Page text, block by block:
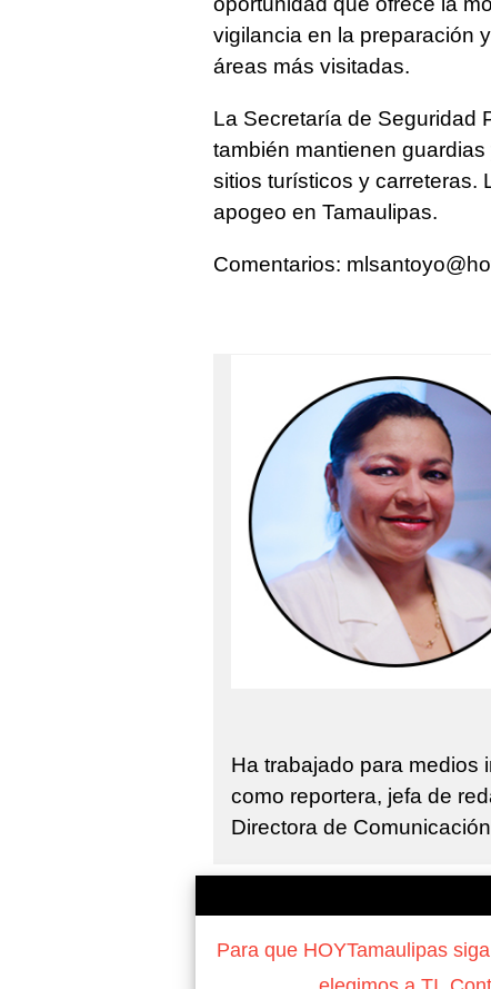
vigilancia en la preparación
áreas más visitadas.
La Secretaría de Seguridad
también mantienen
sitios turísticos y carreteras.
apogeo en Tamaulipas.
Comentarios:
Ha trabajado para medios
como reportera, jefa de
Directora de
Para que HOYTamaulipas